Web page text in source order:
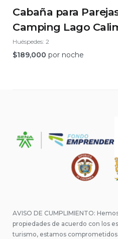
Cabaña para
Camping Lago
Huéspedes: 2
$189,000 por noche
AVISO DE CUMPLIMIENTO:
propiedades de acuerdo con los
turismo, estamos comprometidos